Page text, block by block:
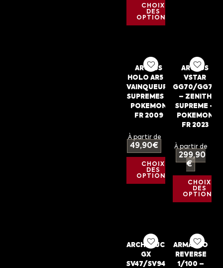
CHOIX
DES
OPTIONS
ARCEUS
HOLO AR5 –
VAINQUEURS
SUPREMES –
POKEMON
FR 2009
À partir de
49,90€
CHOIX
DES
OPTIONS
ARCEUS
VSTAR
GG70/GG70
– ZENITH
SUPREME –
POKEMON
FR 2023
À partir de
299,90
€
CHOIX
DES
OPTIONS
ARCHEDUC
GX
SV47/SV94
ARMALDO
REVERSE
1/100 –